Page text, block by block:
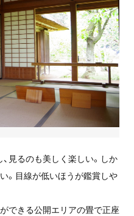
見るのも美しく楽しい。しか
。目線が低いほうが鑑賞しや
できる公開エリアの畳で正座